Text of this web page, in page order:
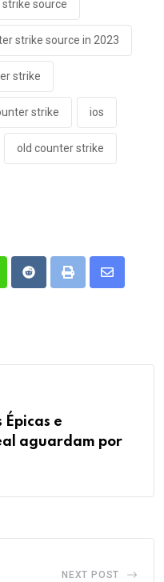
source
strike source in 2023
strike
strike ios
old counter strike
RedditPrint
Share
e
aguardam por
NEXT POST